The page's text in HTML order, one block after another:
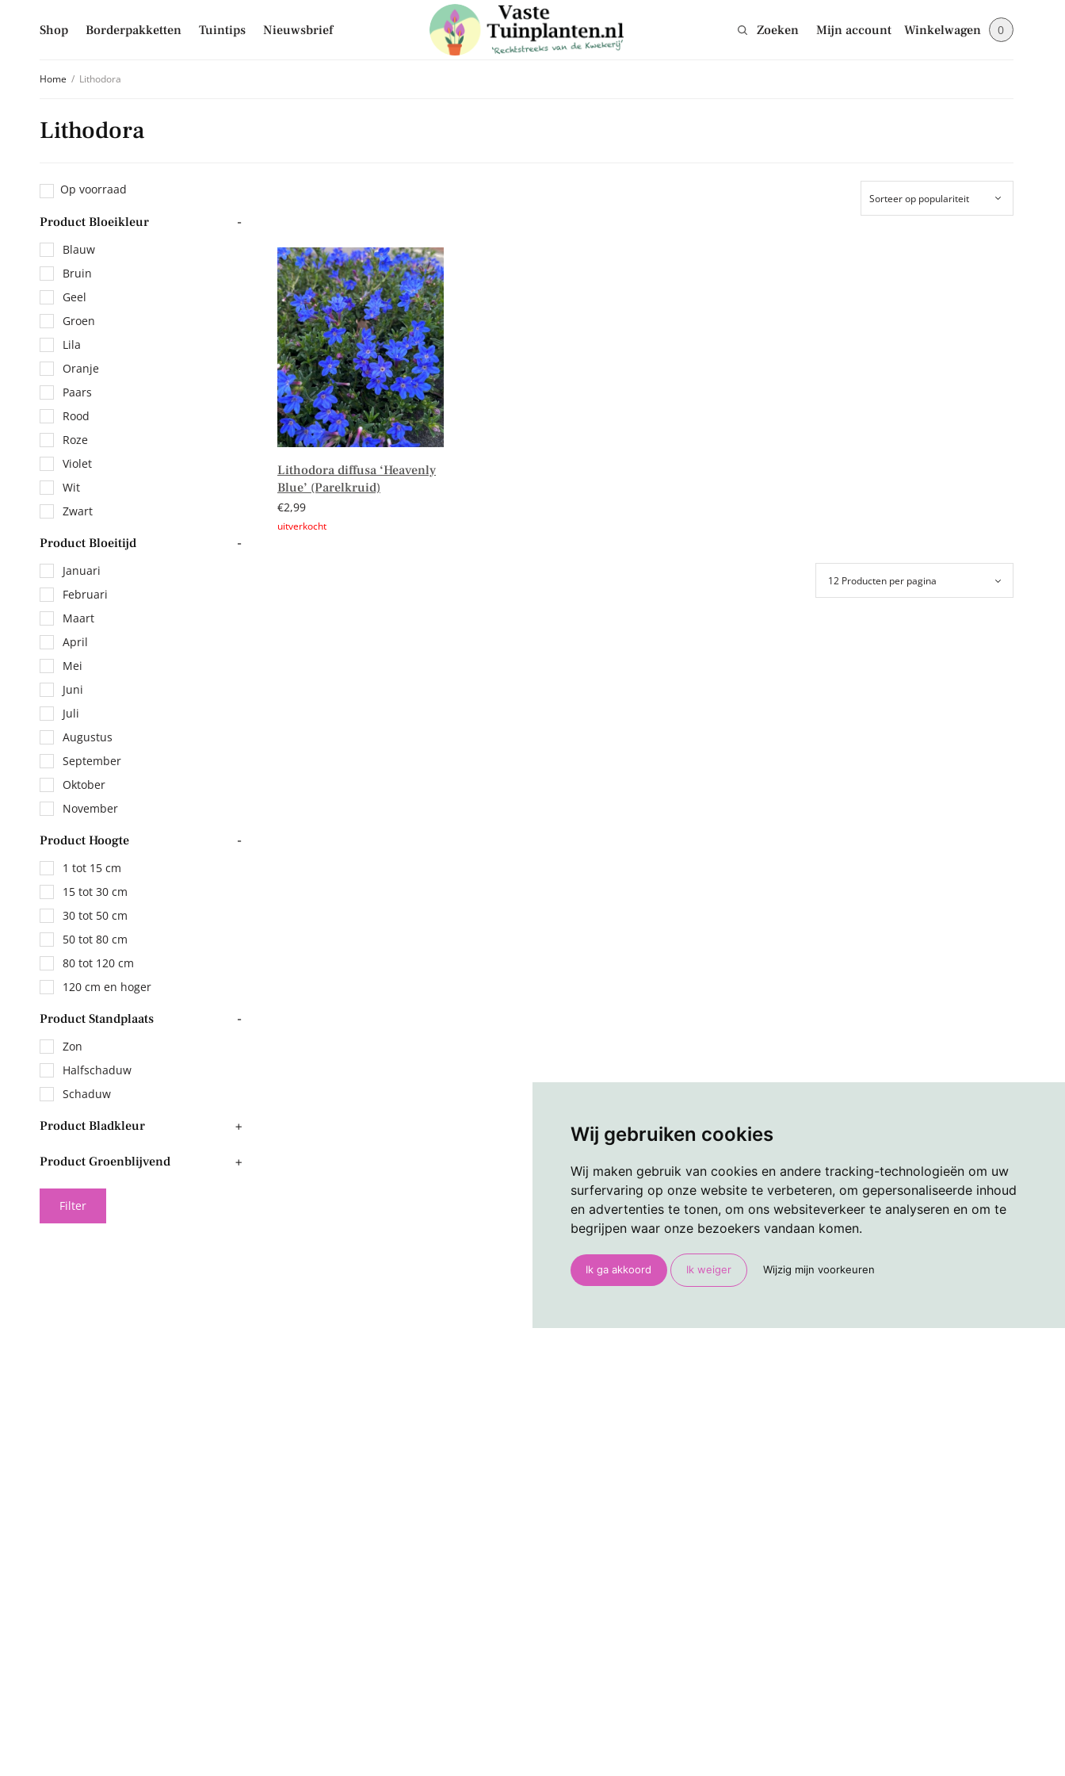
Wij gebruiken cookies
Wij maken gebruik van cookies en andere tracking-technologieën om uw
surfervaring op onze website te verbeteren, om gepersonaliseerde inhoud
en advertenties te tonen, om ons websiteverkeer te analyseren en om te
begrijpen waar onze bezoekers vandaan komen.
Ik ga akkoord Ik weiger Wijzig mijn voorkeuren
Shop Borderpakketten Tuintips Nieuwsbrief Zoeken Mijn account Winkelwagen 0
Home / Lithodora
Lithodora
Op voorraad
Product Bloeikleur -
Blauw
Bruin
Geel
Groen
Lila
Oranje
Paars
Rood
Roze
Violet
Wit
Zwart
Product Bloeitijd -
Januari
Februari
Maart
April
Mei
Juni
Juli
Augustus
September
Oktober
November
Product Hoogte -
1 tot 15 cm
15 tot 30 cm
30 tot 50 cm
50 tot 80 cm
80 tot 120 cm
120 cm en hoger
Product Standplaats -
Zon
Halfschaduw
Schaduw
Product Bladkleur +
Product Groenblijvend +
Filter
Lithodora diffusa ‘Heavenly
Blue’ (Parelkruid)
€2,99
Inschrijven